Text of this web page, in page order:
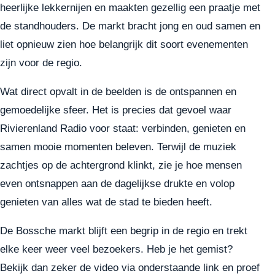
heerlijke lekkernijen en maakten gezellig een praatje met
de standhouders. De markt bracht jong en oud samen en
liet opnieuw zien hoe belangrijk dit soort evenementen
zijn voor de regio.
Wat direct opvalt in de beelden is de ontspannen en
gemoedelijke sfeer. Het is precies dat gevoel waar
Rivierenland Radio voor staat: verbinden, genieten en
samen mooie momenten beleven. Terwijl de muziek
zachtjes op de achtergrond klinkt, zie je hoe mensen
even ontsnappen aan de dagelijkse drukte en volop
genieten van alles wat de stad te bieden heeft.
De Bossche markt blijft een begrip in de regio en trekt
elke keer weer veel bezoekers. Heb je het gemist?
Bekijk dan zeker de video via onderstaande link en proef